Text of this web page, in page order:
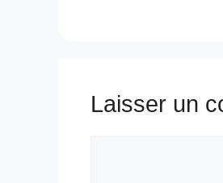
Laisser un